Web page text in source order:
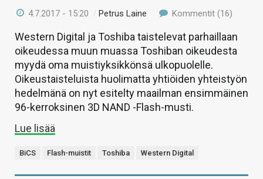
4.7.2017 - 15:20 /Petrus Laine Kommentit (16)
Western Digital ja Toshiba taistelevat parhaillaan
oikeudessa muun muassa Toshiban oikeudesta
myydä oma muistiyksikkönsä ulkopuolelle.
Oikeustaisteluista huolimatta yhtiöiden yhteistyön
hedelmänä on nyt esitelty maailman ensimmäinen
96-kerroksinen 3D NAND -Flash-musti.
Lue lisää
BiCS Flash-muistit Toshiba Western Digital